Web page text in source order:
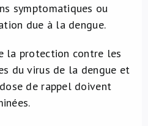
symptomatiques ou
due à la dengue.
la protection contre les
du virus de la dengue et
de rappel doivent